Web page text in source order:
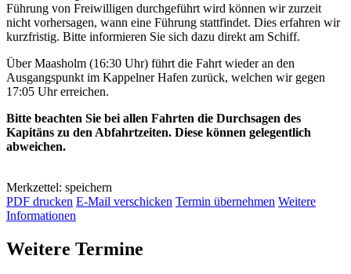
Führung von Freiwilligen durchgeführt wird können wir zurzeit
nicht vorhersagen, wann eine Führung stattfindet. Dies erfahren wir
kurzfristig. Bitte informieren Sie sich dazu direkt am Schiff.
Über Maasholm (16:30 Uhr) führt die Fahrt wieder an den
Ausgangspunkt im Kappelner Hafen zurück, welchen wir gegen
17:05 Uhr erreichen.
Bitte beachten Sie bei allen Fahrten die Durchsagen des
Kapitäns zu den Abfahrtzeiten. Diese können gelegentlich
abweichen.
Merkzettel: speichern
PDF drucken E-Mail verschicken Termin übernehmen Weitere
Informationen
Weitere Termine